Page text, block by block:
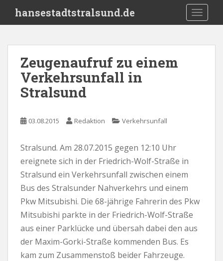
i
hansestadtstralsund.de
Zeugenaufruf zu einem
Verkehrsunfall in
Stralsund
03.08.2015 Redaktion Verkehrsunfall
Stralsund. Am 28.07.2015 gegen 12:10 Uhr
ereignete sich in der Friedrich-Wolf-Straße in
Stralsund ein Verkehrsunfall zwischen einem
Bus des Stralsunder Nahverkehrs und einem
Pkw Mitsubishi. Die 68-jährige Fahrerin des Pkw
Mitsubishi parkte in der Friedrich-Wolf-Straße
aus einer Parklücke und übersah dabei den aus
der Maxim-Gorki-Straße kommenden Bus. Es
kam zum Zusammenstoß beider Fahrzeuge.